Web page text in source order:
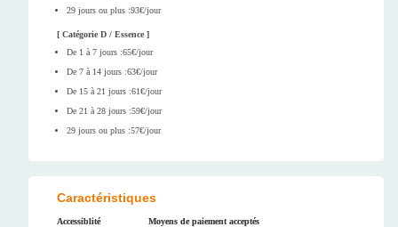
29 jours ou plus :93€/jour
[ Catégorie D / Essence ]
De 1 à 7 jours :65€/jour
De 7 à 14 jours :63€/jour
De 15 à 21 jours :61€/jour
De 21 à 28 jours :59€/jour
29 jours ou plus :57€/jour
Caractéristiques
Accessiblité Moyens de paiement acceptés